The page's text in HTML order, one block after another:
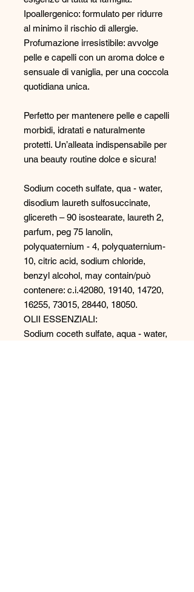
Ipoallergenico: formulato per ridurre
al minimo il rischio di allergie.
Profumazione irresistibile: avvolge
pelle e capelli con un aroma dolce e
sensuale di vaniglia, per una coccola
quotidiana unica.
Perfetto per mantenere pelle e capelli
morbidi, idratati e naturalmente
protetti. Un’alleata indispensabile per
una beauty routine dolce e sicura!
Sodium coceth sulfate, qua - water,
disodium laureth sulfosuccinate,
glicereth – 90 isostearate, laureth 2,
parfum, peg 75 lanolin,
polyquaternium - 4, polyquaternium-
10, citric acid, sodium chloride,
benzyl alcohol, may contain/può
contenere: c.i.42080, 19140, 14720,
16255, 73015, 28440, 18050.
OLII ESSENZIALI:
Sodium coceth sulfate, aqua - water,